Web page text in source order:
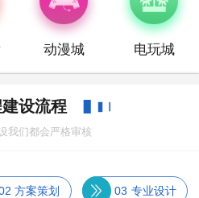
动漫城 电玩城
设流程
我们都会严格审核
方案策划 03 专业设计